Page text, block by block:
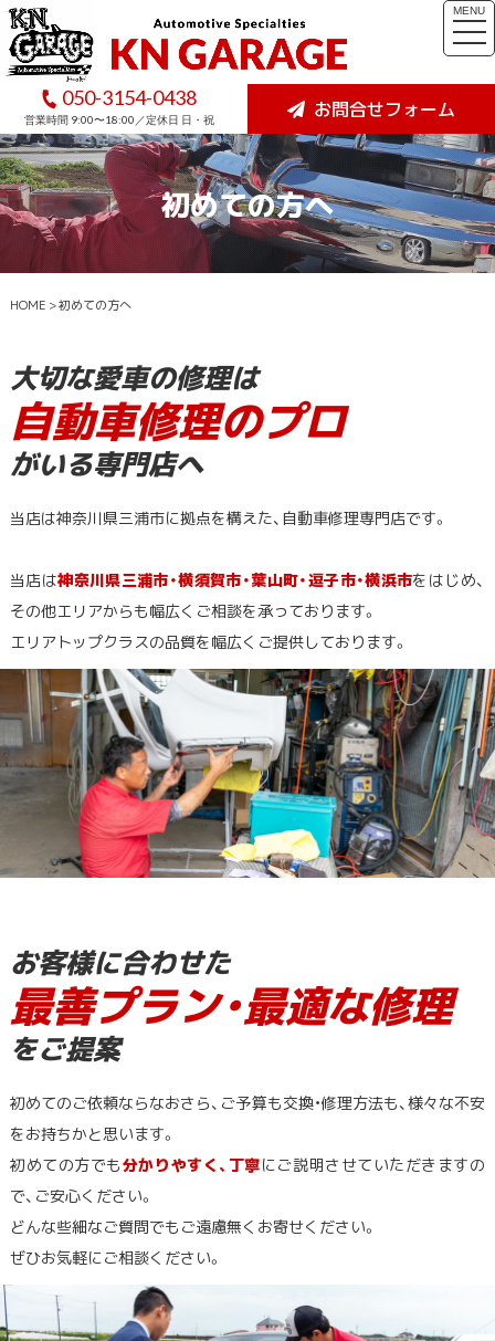
050-3154-0438
営業時間 9:00〜18:00／定休日 日・祝 お問合せフォーム
MENU
初めての方へ
HOME >初めての方へ
大切な愛車の修理は
自動車修理のプロ
がいる専門店へ
当店は神奈川県三浦市に拠点を構えた、自動車修理専門店です。
当店は神奈川県三浦市・横須賀市・葉山町・逗子市・横浜市をはじめ、
その他エリアからも幅広くご相談を承っております。
エリアトップクラスの品質を幅広くご提供しております。
お客様に合わせた
最善プラン・最適な修理
をご提案
初めてのご依頼ならなおさら、ご予算も交換・修理方法も、様々な不安
をお持ちかと思います。
初めての方でも分かりやすく、丁寧にご説明させていただきますの
で、ご安心ください。
どんな些細なご質問でもご遠慮無くお寄せください。
ぜひお気軽にご相談ください。